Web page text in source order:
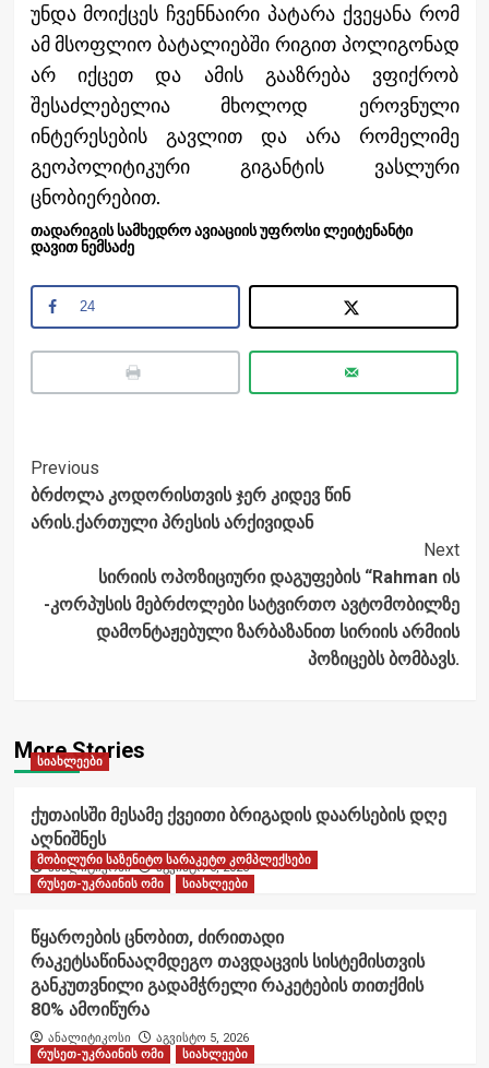
უნდა მოიქცეს ჩვენნაირი პატარა ქვეყანა რომ
ამ მსოფლიო ბატალიებში რიგით პოლიგონად
არ იქცეთ და ამის გააზრება ვფიქრობ
შესაძლებელია მხოლოდ ეროვნული
ინტერესების გავლით და არა რომელიმე
გეოპოლიტიკური გიგანტის ვასლური
ცნობიერებით.
თადარიგის სამხედრო ავიაციის უფროსი ლეიტენანტი
დავით ნემსაძე
24
Post
Navigation
Previous
ბრძოლა კოდორისთვის ჯერ კიდევ წინ
არის.ქართული პრესის არქივიდან
Next
სირიის ოპოზიციური დაგუფების “Rahman ის
-კორპუსის მებრძოლები სატვირთო ავტომობილზე
დამონტაჟებული ზარბაზანით სირიის არმიის
პოზიცებს ბომბავს.
More Stories
სიახლეები
ქუთაისში მესამე ქვეითი ბრიგადის დაარსების დღე
აღნიშნეს
ანალიტიკოსი აგვისტო 6, 2026
მობილური საზენიტო სარაკეტო კომპლექსები
რუსეთ-უკრაინის ომი
სიახლეები
წყაროების ცნობით, ძირითადი
რაკეტსაწინააღმდეგო თავდაცვის სისტემისთვის
განკუთვნილი გადამჭრელი რაკეტების თითქმის
80% ამოიწურა
ანალიტიკოსი
აგვისტო 5, 2026
რუსეთ-უკრაინის ომი
სიახლეები